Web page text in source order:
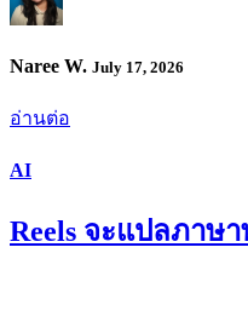
Naree W. July 17, 2026
อ่านต่อ
AI
Reels จะแปลภาษ